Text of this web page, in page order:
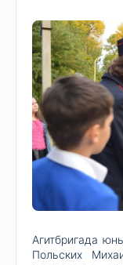
Агитбригада
Польских